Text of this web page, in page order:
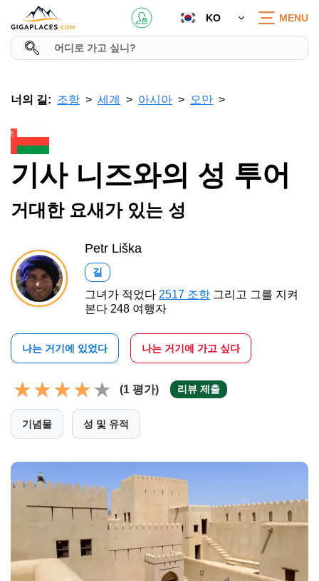
KO MENU
너의 길: 조항 세계 아시아 오만
기사 니즈와의 성 투어
거대한 요새가 있는 성
Petr Liška
길
그녀가 적었다 2517 조항 그리고 그를 지켜
본다 248 여행자
나는 거기에 있었다 나는 거기에 가고 싶다
(1 평가) 리뷰 제출
기념물 성 및 유적